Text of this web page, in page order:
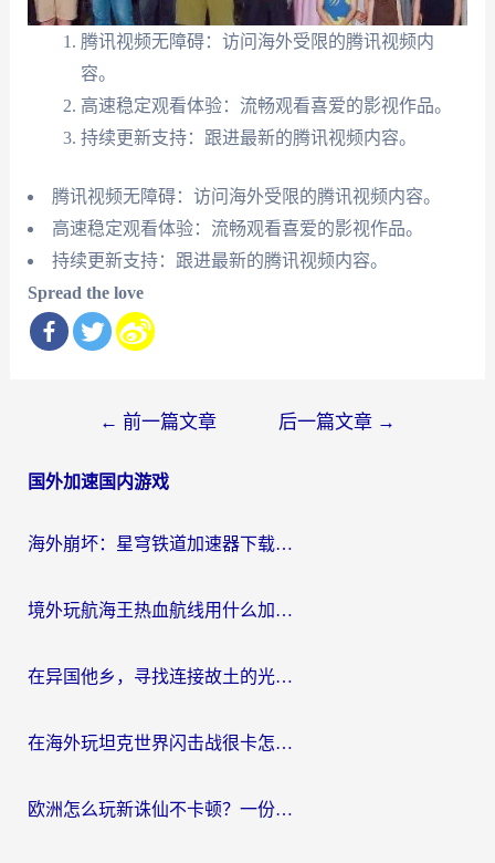
腾讯视频无障碍：访问海外受限的腾讯视频内
容。
高速稳定观看体验：流畅观看喜爱的影视作品。
持续更新支持：跟进最新的腾讯视频内容。
腾讯视频无障碍：访问海外受限的腾讯视频内容。
高速稳定观看体验：流畅观看喜爱的影视作品。
持续更新支持：跟进最新的腾讯视频内容。
Spread the love
导
← 前一篇文章 后一篇文章 →
国外加速国内游戏
海外崩坏：星穹铁道加速器下载安装：一份给游子的终极网络指南
境外玩航海王热血航线用什么加速器？2026海外玩家实测最优方案（附欧洲问道堡垒前线加速技巧）
在异国他乡，寻找连接故土的光明大陆免费加速器
在海外玩坦克世界闪击战很卡怎么办？老玩家亲测有效的加速器选择指南
欧洲怎么玩新诛仙不卡顿？一份给海外游子的国服游戏畅玩指南